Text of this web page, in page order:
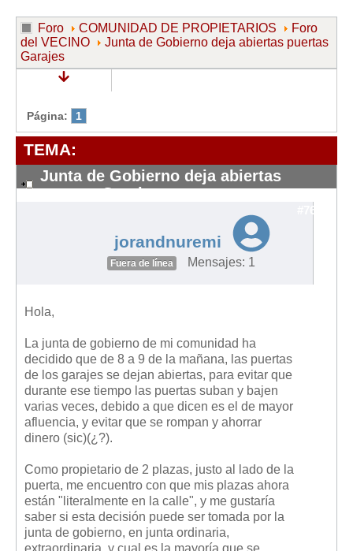
Para contratos anteriores al 6 de junio de 2013
Para contratos de Renta Antigua
Formularios sobre Vivienda en Propiedad
Modelos de Contratos
Requerimientos y comunicaciones
Formularios sobre Propiedad Horizontal
Modelos de Convocatoria de Junta de Propietarios
Legislación sobre la Comunidad de Propietarios
Legislación sobre Adquisición de Vivienda en Propiedad
Legislación de interés práctico
Diccionario
Usuario
Entrar / Salir
Mis boletines
Foro COMUNIDAD DE PROPIETARIOS
Foro
del VECINO
Junta de Gobierno deja abiertas puertas
Garajes
Página: 1
TEMA:
Junta de Gobierno deja abiertas
puertas Garajes
#7623
jorandnuremi
Fuera de línea Mensajes: 1
Hola,
La junta de gobierno de mi comunidad ha
decidido que de 8 a 9 de la mañana, las puertas
de los garajes se dejan abiertas, para evitar que
durante ese tiempo las puertas suban y bajen
varias veces, debido a que dicen es el de mayor
afluencia, y evitar que se rompan y ahorrar
dinero (sic)(¿?).
Como propietario de 2 plazas, justo al lado de la
puerta, me encuentro con que mis plazas ahora
están "literalmente en la calle", y me gustaría
saber si esta decisión puede ser tomada por la
junta de gobierno, en junta ordinaria,